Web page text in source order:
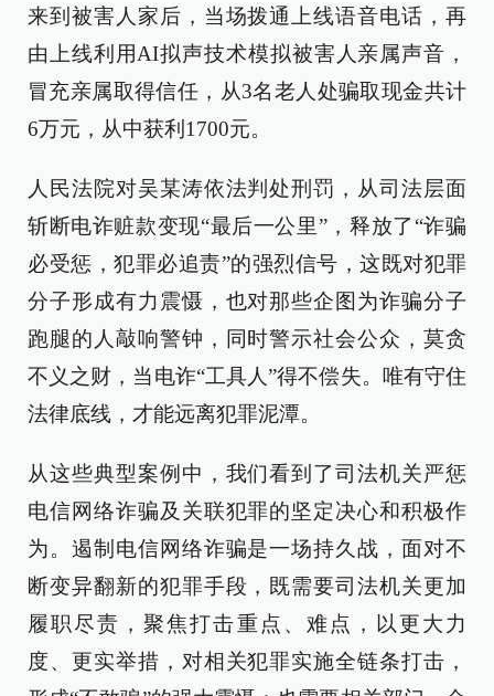
来到被害人家后，当场拨通上线语音电话，再
由上线利用AI拟声技术模拟被害人亲属声音，
冒充亲属取得信任，从3名老人处骗取现金共计
6万元，从中获利1700元。
人民法院对吴某涛依法判处刑罚，从司法层面
斩断电诈赃款变现“最后一公里”，释放了“诈骗
必受惩，犯罪必追责”的强烈信号，这既对犯罪
分子形成有力震慑，也对那些企图为诈骗分子
跑腿的人敲响警钟，同时警示社会公众，莫贪
不义之财，当电诈“工具人”得不偿失。唯有守住
法律底线，才能远离犯罪泥潭。
从这些典型案例中，我们看到了司法机关严惩
电信网络诈骗及关联犯罪的坚定决心和积极作
为。遏制电信网络诈骗是一场持久战，面对不
断变异翻新的犯罪手段，既需要司法机关更加
履职尽责，聚焦打击重点、难点，以更大力
度、更实举措，对相关犯罪实施全链条打击，